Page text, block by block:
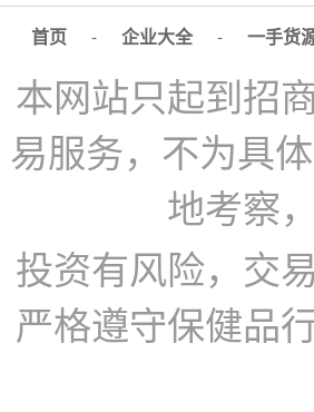
首页 - 企业大全 - 一手货
本网站只起到招
易服务，不为具
地考察
投资有风险，交
严格遵守保健品